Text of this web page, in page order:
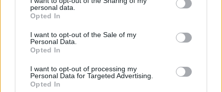
personal data.
Opted In
I want to opt-out of the Sale of my
Personal Data.
Opted In
I want to opt-out of processing my
Personal Data for Targeted Advertising.
Opted In
- sumažinti apkrovą Tiltų gatvei;
- pagerinti susisiekimą tarp pietinės ir centrinės
miesto dalių;
- sukurti alternatyvią jungtį per Danę;
- skatinti teritorijų aplink Bastionų kompleksą ir Jono